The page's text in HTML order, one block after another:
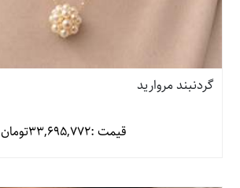
گردنبند مروارید
قیمت :33,695,772تومان